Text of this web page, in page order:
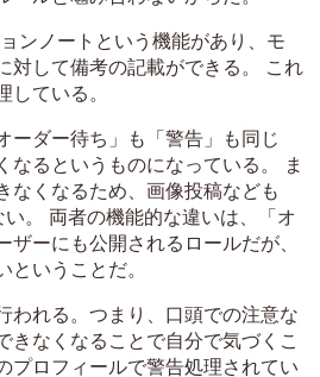
ンノートという機能があり、モ
対して備考の記載ができる。 これ
している。
ーダー待ち」も「警告」も同じ
なるというものになっている。 ま
なくなるため、画像投稿なども
。 両者の機能的な違いは、「オ
ザーにも公開されるロールだが、
ということだ。
われる。つまり、口頭での注意な
きなくなることで自分で気づくこ
プロフィールで警告処理されてい